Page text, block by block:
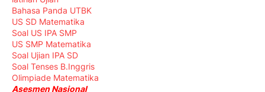
Bahasa Panda UTBK
US SD Matematika
Soal US IPA SMP
US SMP Matematika
Soal Ujian IPA SD
Soal Tenses B.Inggris
Olimpiade Matematika
Asesmen Nasional